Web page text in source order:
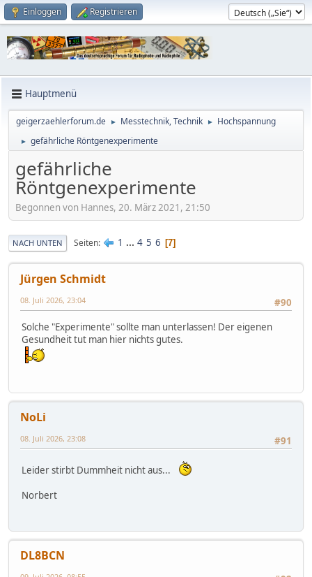
Einloggen Registrieren
Hauptmenü
geigerzaehlerforum.de ► Messtechnik, Technik ► Hochspannung
► gefährliche Röntgenexperimente
gefährliche
Röntgenexperimente
Begonnen von Hannes, 20. März 2021, 21:50
NACH UNTEN Seiten 1 ... 4 5 6 7
Jürgen Schmidt
#90
08. Juli 2026, 23:04
Solche "Experimente" sollte man unterlassen! Der eigenen
Gesundheit tut man hier nichts gutes.
NoLi
#91
08. Juli 2026, 23:08
Leider stirbt Dummheit nicht aus...
Norbert
DL8BCN